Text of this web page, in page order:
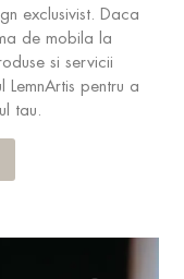
exclusivist. Daca
de mobila la
si servicii
LemnArtis pentru a
tau.